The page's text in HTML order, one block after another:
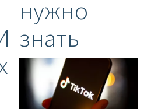
нужно
знать